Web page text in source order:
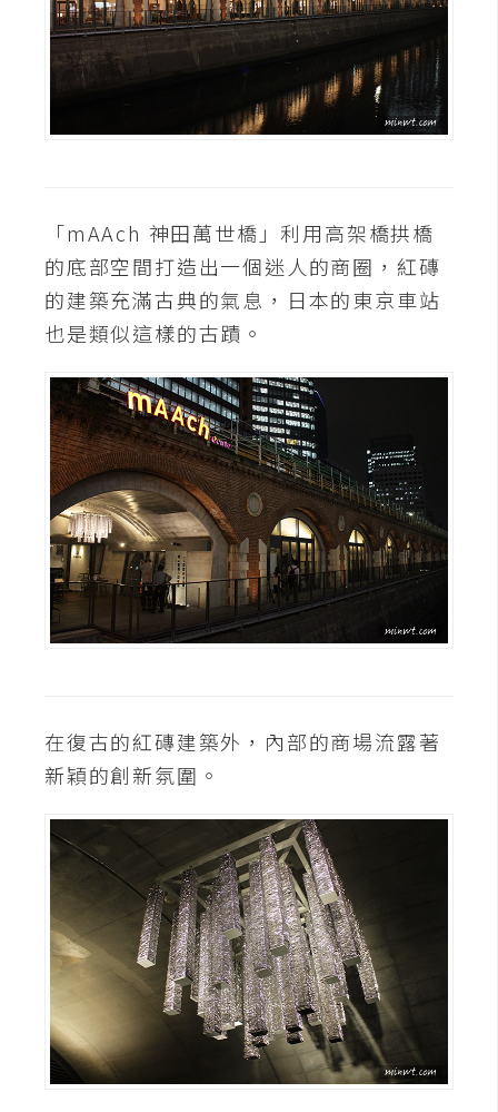
o
c
k
e
服
設
定
資
免
費
圖
示
免
費
版
M
A
C
開
箱
梅
開
發
「mAAch 神田萬世橋」利用高架橋拱橋
的底部空間打造出一個迷人的商圈，紅磚
的建築充滿古典的氣息，日本的東京車站
也是類似這樣的古蹟。
在復古的紅磚建築外，內部的商場流露著
新穎的創新氛圍。